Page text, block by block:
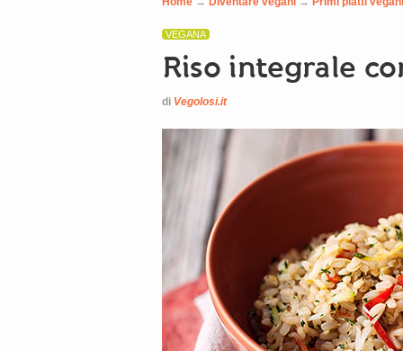
VEGANA
Riso integrale
di Vegolosi.it